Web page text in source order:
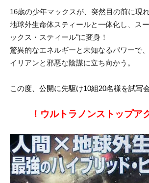
16歳の少年マックスが、突然目の前に現
地球外生命体スティールと一体化し、ス
ックス・スティール"に変身！
驚異的なエネルギーと未知なるパワーで
イリアンと邪悪な陰謀に立ち向かう。
この度、公開に先駆け10組20名様を試写
！ウルトラノンストップア